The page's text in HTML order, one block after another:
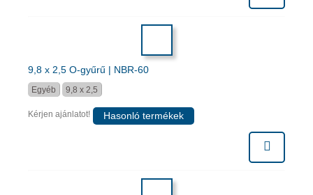
9,8 x 2,5 O-gyűrű | NBR-60
Egyéb 9,8 x 2,5
Kérjen ajánlatot! Hasonló termékek